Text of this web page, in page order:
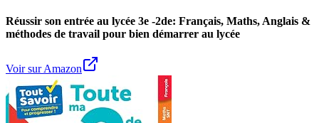
Réussir son entrée au lycée 3e -2de: Français, Maths, Anglais &
méthodes de travail pour bien démarrer au lycée
Voir sur Amazon